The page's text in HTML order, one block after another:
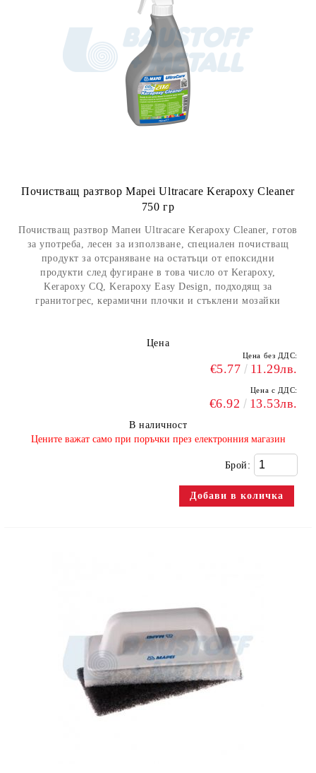
Почистващ разтвор Mapei Ultracare Kerapoxy Cleaner
750 гр
Почистващ разтвор Мапеи Ultracare Kerapoxy Cleaner, готов
за употреба, лесен за използване, специален почистващ
продукт за отсраняване на остатъци от епоксидни
продукти след фугиране в това число от Kerapoxy,
Kerapoxy CQ, Kerapoxy Easy Design, подходящ за
гранитогрес, керамични плочки и стъклени мозайки
Цена
Цена без ДДС:
€5.77 11.29лв.
Цена с ДДС:
€6.92 13.53лв.
В наличност
​Цените важат само при поръчки през електронния магазин
Брой: